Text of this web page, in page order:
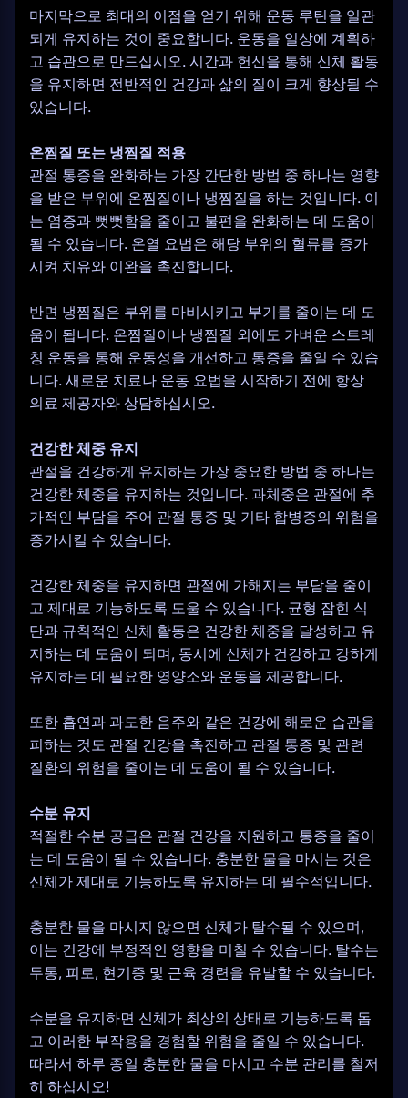
마지막으로 최대의 이점을 얻기 위해 운동 루틴을 일관
되게 유지하는 것이 중요합니다. 운동을 일상에 계획하
고 습관으로 만드십시오. 시간과 헌신을 통해 신체 활동
을 유지하면 전반적인 건강과 삶의 질이 크게 향상될 수
있습니다.
온찜질 또는 냉찜질 적용
관절 통증을 완화하는 가장 간단한 방법 중 하나는 영향
을 받은 부위에 온찜질이나 냉찜질을 하는 것입니다. 이
는 염증과 뻣뻣함을 줄이고 불편을 완화하는 데 도움이
될 수 있습니다. 온열 요법은 해당 부위의 혈류를 증가
시켜 치유와 이완을 촉진합니다.
반면 냉찜질은 부위를 마비시키고 부기를 줄이는 데 도
움이 됩니다. 온찜질이나 냉찜질 외에도 가벼운 스트레
칭 운동을 통해 운동성을 개선하고 통증을 줄일 수 있습
니다. 새로운 치료나 운동 요법을 시작하기 전에 항상
의료 제공자와 상담하십시오.
건강한 체중 유지
관절을 건강하게 유지하는 가장 중요한 방법 중 하나는
건강한 체중을 유지하는 것입니다. 과체중은 관절에 추
가적인 부담을 주어 관절 통증 및 기타 합병증의 위험을
증가시킬 수 있습니다.
건강한 체중을 유지하면 관절에 가해지는 부담을 줄이
고 제대로 기능하도록 도울 수 있습니다. 균형 잡힌 식
단과 규칙적인 신체 활동은 건강한 체중을 달성하고 유
지하는 데 도움이 되며, 동시에 신체가 건강하고 강하게
유지하는 데 필요한 영양소와 운동을 제공합니다.
또한 흡연과 과도한 음주와 같은 건강에 해로운 습관을
피하는 것도 관절 건강을 촉진하고 관절 통증 및 관련
질환의 위험을 줄이는 데 도움이 될 수 있습니다.
수분 유지
적절한 수분 공급은 관절 건강을 지원하고 통증을 줄이
는 데 도움이 될 수 있습니다. 충분한 물을 마시는 것은
신체가 제대로 기능하도록 유지하는 데 필수적입니다.
충분한 물을 마시지 않으면 신체가 탈수될 수 있으며,
이는 건강에 부정적인 영향을 미칠 수 있습니다. 탈수는
두통, 피로, 현기증 및 근육 경련을 유발할 수 있습니다.
수분을 유지하면 신체가 최상의 상태로 기능하도록 돕
고 이러한 부작용을 경험할 위험을 줄일 수 있습니다.
따라서 하루 종일 충분한 물을 마시고 수분 관리를 철저
히 하십시오!